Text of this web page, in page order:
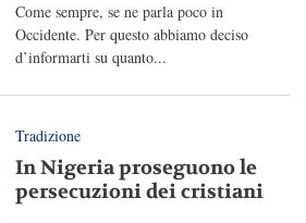
Come sempre, se ne parla poco in
Occidente. Per questo abbiamo deciso
d’informarti su quanto...
Tradizione
In Nigeria proseguono le
persecuzioni dei cristiani